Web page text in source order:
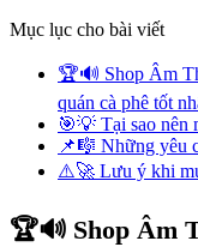
Mục lục cho bài viết
🏆🔊 Shop Âm
quán cà phê tốt
🎯💡 Tại sao nên
📌🎼 Những yêu
⚠️🚀 Lưu ý khi
🏆🔊 Shop Âm